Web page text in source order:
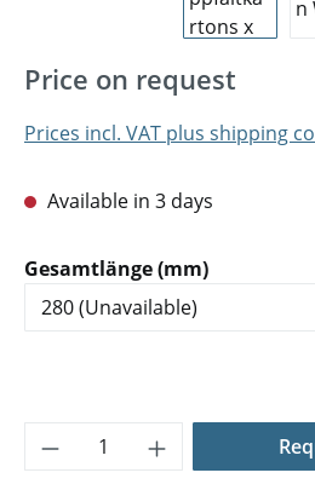
Price on request
Prices incl. VAT plus shipping
Available in 3 days
Select
Gesamtlänge (mm)
Product Quantity: